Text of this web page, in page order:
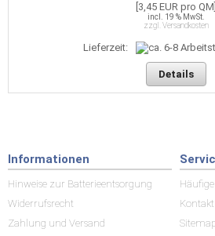
[3,45 EUR pro QM]
incl. 19 % MwSt.
zzgl. Versandkosten
Lieferzeit:
Details
Informationen
Hinweise zur Batterieentsorgung
Widerrufsrecht
Zahlung und Versand
Kontakt